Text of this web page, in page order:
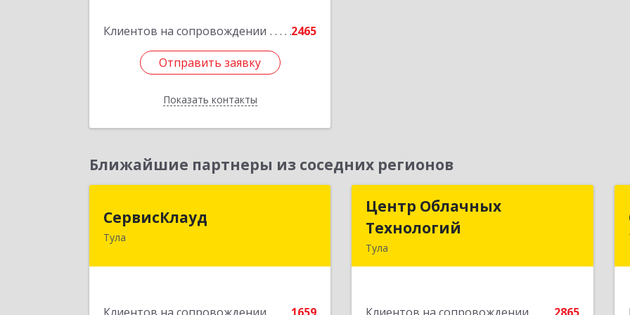
Клиентов на сопровождении 2465
Отправить заявку
Показать контакты
Отправить заявку
Назад
Ближайшие партнеры из соседних регионов
СервисКлауд
Тула
300028, Тульская обл, Тула г, Болдина
Центр Облачных
Технологий
Тула
Центр Облачных